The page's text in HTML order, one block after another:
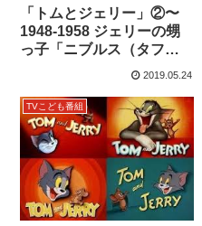
「トムとジェリー」②〜
1948-1958 ジェリーの甥
っ子「ニブルス（タフィ
ー）」登場11作品
2019.05.24
TVこども番組